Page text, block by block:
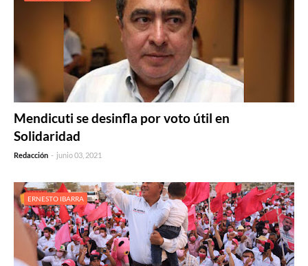
Mendicuti se desinfla por voto útil en
Solidaridad
Redacción - junio 03, 2021
ERNESTO IBARRA